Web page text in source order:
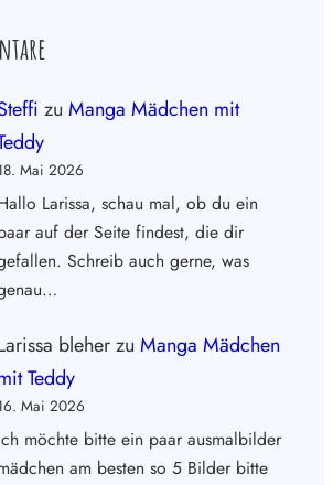
zu Manga Mädchen mit
Mai 2026
Larissa, schau mal, ob du ein
auf der Seite findest, die dir
Schreib auch gerne, was
bleherzu Manga Mädchen
Teddy
Mai 2026
möchte bitte ein paar ausmalbilder
am besten so 5 Bilder bitte